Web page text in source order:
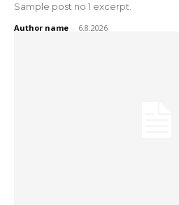
Sample post no 1 excerpt.
Author name - 6.8.2026